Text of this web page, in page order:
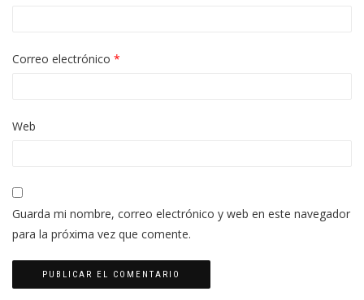
Correo electrónico *
Web
Guarda mi nombre, correo electrónico y web en este navegador
para la próxima vez que comente.